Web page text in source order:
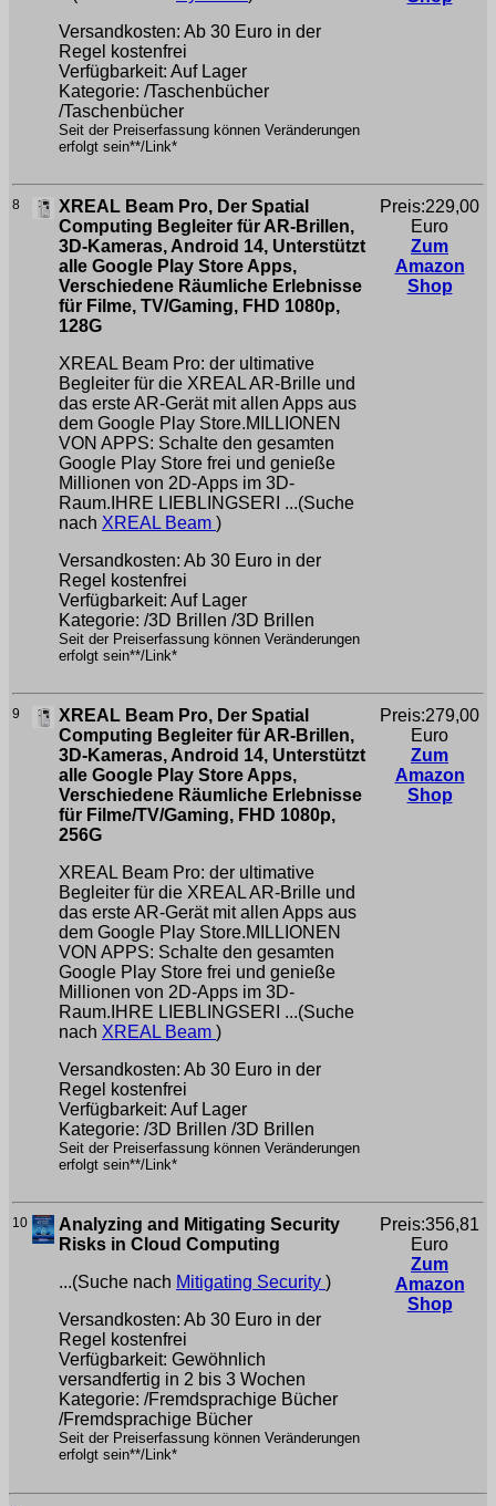
Versandkosten: Ab 30 Euro in der
Regel kostenfrei
Verfügbarkeit: Auf Lager
Kategorie: /Taschenbücher
/Taschenbücher
Seit der Preiserfassung können Veränderungen
erfolgt sein**/Link*
8
XREAL Beam Pro, Der Spatial
Computing Begleiter für AR-Brillen,
3D-Kameras, Android 14, Unterstützt
alle Google Play Store Apps,
Verschiedene Räumliche Erlebnisse
für Filme, TV/Gaming, FHD 1080p,
128G
XREAL Beam Pro: der ultimative
Begleiter für die XREAL AR-Brille und
das erste AR-Gerät mit allen Apps aus
dem Google Play Store.MILLIONEN
VON APPS: Schalte den gesamten
Google Play Store frei und genieße
Millionen von 2D-Apps im 3D-
Raum.IHRE LIEBLINGSERI ...(Suche
nach XREAL Beam )
Versandkosten: Ab 30 Euro in der
Regel kostenfrei
Verfügbarkeit: Auf Lager
Kategorie: /3D Brillen /3D Brillen
Seit der Preiserfassung können Veränderungen
erfolgt sein**/Link*
Preis:229,00
Euro
Zum
Amazon
Shop
9
XREAL Beam Pro, Der Spatial
Computing Begleiter für AR-Brillen,
3D-Kameras, Android 14, Unterstützt
alle Google Play Store Apps,
Verschiedene Räumliche Erlebnisse
für Filme/TV/Gaming, FHD 1080p,
256G
XREAL Beam Pro: der ultimative
Begleiter für die XREAL AR-Brille und
das erste AR-Gerät mit allen Apps aus
dem Google Play Store.MILLIONEN
VON APPS: Schalte den gesamten
Google Play Store frei und genieße
Millionen von 2D-Apps im 3D-
Raum.IHRE LIEBLINGSERI ...(Suche
nach XREAL Beam )
Versandkosten: Ab 30 Euro in der
Regel kostenfrei
Verfügbarkeit: Auf Lager
Kategorie: /3D Brillen /3D Brillen
Seit der Preiserfassung können Veränderungen
erfolgt sein**/Link*
Preis:279,00
Euro
Zum
Amazon
Shop
10
Analyzing and Mitigating Security
Risks in Cloud Computing
...(Suche nach Mitigating Security )
Versandkosten: Ab 30 Euro in der
Regel kostenfrei
Verfügbarkeit: Gewöhnlich
versandfertig in 2 bis 3 Wochen
Kategorie: /Fremdsprachige Bücher
/Fremdsprachige Bücher
Seit der Preiserfassung können Veränderungen
erfolgt sein**/Link*
Preis:356,81
Euro
Zum
Amazon
Shop